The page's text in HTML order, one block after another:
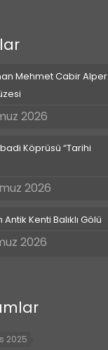
Mehmet Cabir Alper
2026
Köprüsü “Tarihi
2026
Kenti Balıklı Gölü
2026
2025